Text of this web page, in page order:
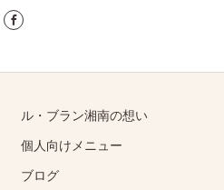
ル・ブラン湘南の想い
個人向けメニュー
ブログ